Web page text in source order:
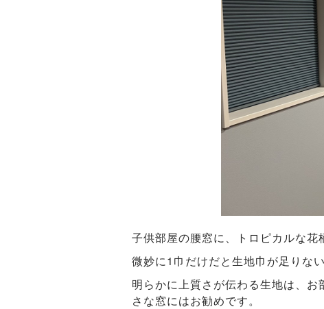
子供部屋の腰窓に、トロピカルな花
微妙に1巾だけだと生地巾が足りな
明らかに上質さが伝わる生地は、
さな窓にはお勧めです。